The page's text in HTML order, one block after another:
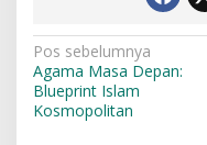
N
a
v
Pos sebelumnya
Agama Masa Depan:
Blueprint Islam
Kosmopolitan